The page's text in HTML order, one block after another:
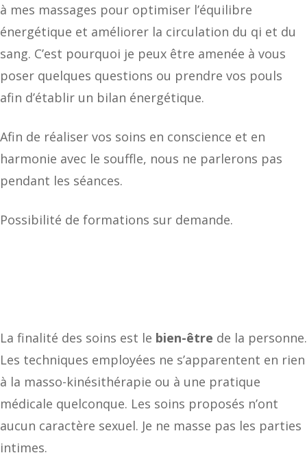
à mes massages pour optimiser l’équilibre
énergétique et améliorer la circulation du qi et du
sang. C’est pourquoi je peux être amenée à vous
poser quelques questions ou prendre vos pouls
afin d’établir un bilan énergétique.
Afin de réaliser vos soins en conscience et en
harmonie avec le souffle, nous ne parlerons pas
pendant les séances.
Possibilité de formations sur demande.
La finalité des soins est le bien-être de la personne.
Les techniques employées ne s’apparentent en rien
à la masso-kinésithérapie ou à une pratique
médicale quelconque. Les soins proposés n’ont
aucun caractère sexuel. Je ne masse pas les parties
intimes.